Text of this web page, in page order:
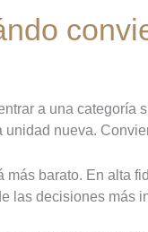
a una categoría
nueva.
más barato. En alta
las decisiones más